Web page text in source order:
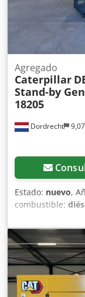
Dordrecht
Agregado
Caterpillar
Stand-by
18205
Estado: nuevo,
combustible:
, Uso
Potencia del
compartimento
CE: sí Capacidad
el equipo de
accesorios = -
control - Techo